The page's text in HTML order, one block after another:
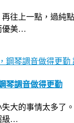
再往上一點，過
優美…
琴調音做得更勤
大的事情太多了
級…